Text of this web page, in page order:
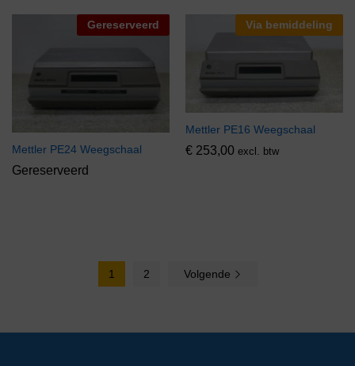
Gereserveerd
Mettler PE24 Weegschaal
Gereserveerd
Via bemiddeling
Mettler PE16 Weegschaal
€ 253,00 excl. btw
1 2 Volgende